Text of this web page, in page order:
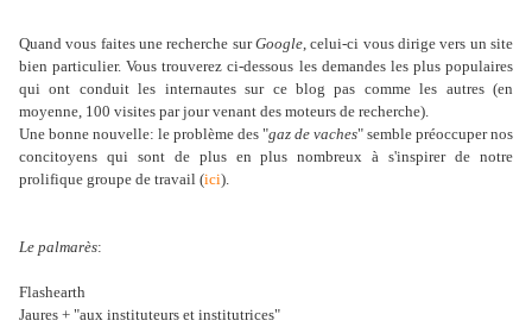
Quand vous faites une recherche surGoogle, celui-ci vous dirige vers un site
bien particulier. Vous trouverez ci-dessous les demandes les plus populaires
qui ont conduit les internautes sur ce blog pas comme les autres (en
moyenne, 100 visites par jour venant des moteurs de recherche).
Une bonne nouvelle: le problème des "gaz de vaches" semble préoccuper nos
concitoyens qui sont de plus en plus nombreux à s'inspirer de notre
prolifique groupe de travail (ici).
Le palmarès:
Flashearth
Jaures + "aux instituteurs et institutrices"